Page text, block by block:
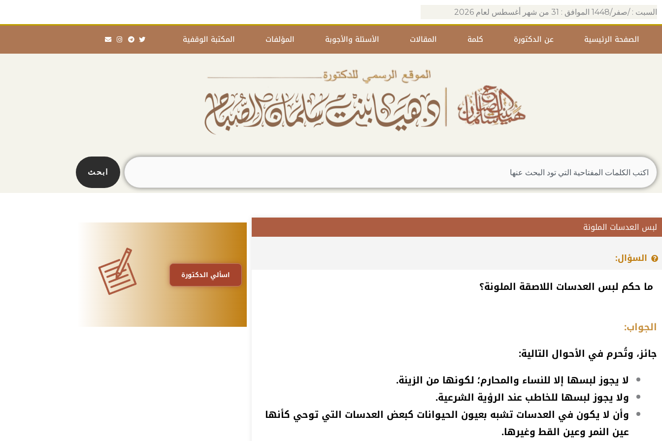
تخطي
المحتوى
السبت : /صفر/1448 الموافق : 31 من شهر أغسطس لعام 2026
الصفحة الرئيسية عن الدكتورة كلمة المقالات الأسئلة والأجوبة المؤلفات المكتبة الوقفية Twitter
Telegram
Instagram
Envelope
Search
ابحث
لبس العدسات الملونة
السؤال:
ما حكم لبس العدسات اللاصقة الملونة؟
الجواب:
جائز، وتُحرم في الأحوال التالية:
لا يجوز لبسها إلا للنساء والمحارم؛ لكونها من الزينة.
ولا يجوز لبسها للخاطب عند الرؤية الشرعية.
وأن لا يكون في العدسات تشبه بعيون الحيوانات كبعض العدسات التي توحي كأنها
عين النمر وعين القط وغيرها.
اسألي الدكتورة